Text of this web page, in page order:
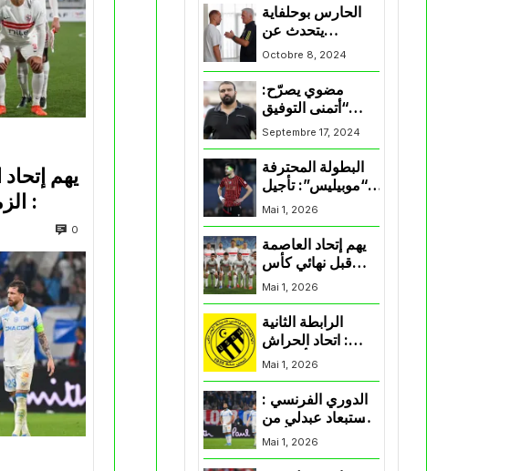
يهم
0
الحارس بوحلفاية
يتحدث عن
طموحاته مع
المنتخب و شباب
قسنطينة
Octobre 8, 2024
مضوي يصرّح:
“أتمنى التوفيق
لممثلي الكرة
الجزائرية في
Septembre 17, 2024
البطولة المحترفة
“موبيليس”: تأجيل
مباراة إتحاد
العاصمة وأتلتيك
بارادو
Mai 1, 2026
يهم إتحاد العاصمة
قبل نهائي كأس
اكاف : الزمالك
يسقط بثلاثية أمام
Mai 1, 2026
الرابطة الثانية
: اتحاد الحراش
يحسم التأهل إلى
“البلاي أوف”
Mai 1, 2026
الدوري الفرنسي :
استبعاد عبدلي من
قائمة مرسيليا أمام
Mai 1, 2026